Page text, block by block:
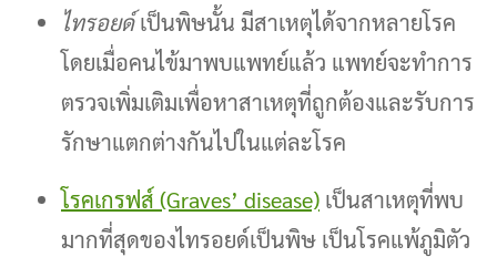
ไทรอยด์เป็นพิษนั้น มีสาเหตุได้จากหลายโรค
โดยเมื่อคนไข้มาพบแพทย์แล้ว แพทย์จะทำการ
ตรวจเพิ่มเติมเพื่อหาสาเหตุที่ถูกต้องและรับการ
รักษาแตกต่างกันไปในแต่ละโรค
โรคเกรฟส์ (Graves’ disease) เป็นสาเหตุที่พบ
มากที่สุดของไทรอยด์เป็นพิษ เป็นโรคแพ้ภูมิตัว